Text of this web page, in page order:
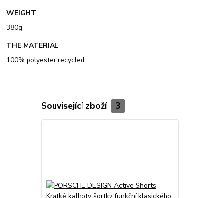
WEIGHT
380g
THE MATERIAL
100% polyester recycled
Související zboží 3